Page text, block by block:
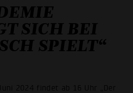
SICH BEI
SPIELT“
2024 findet ab 16 Uhr „Der